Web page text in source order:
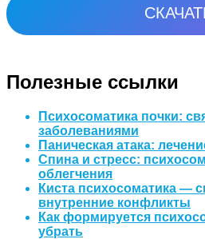
Полезные ссылки
Психосоматика почки:
заболеваниями
Паническая атака:
Спина и стресс:
облегчения
Киста психосоматика —
внутренние конфликты
Как формируется
убрать